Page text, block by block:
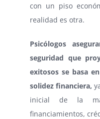
con un piso
realidad es otra.
Psicólogos
seguridad que
exitosos se basa
solidez financiera,
inicial de la
financiamientos,